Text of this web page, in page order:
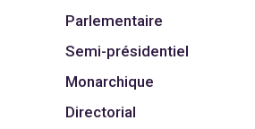
Parlementaire
Semi-présidentiel
Monarchique
Directorial